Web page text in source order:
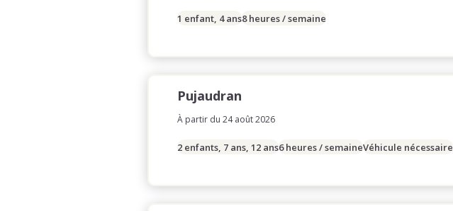
1 enfant, 4 ans8 heures / semaine
Pujaudran
À partir du 24 août 2026
2 enfants, 7 ans, 12 ans6 heures / semaineVéhicule nécessaire